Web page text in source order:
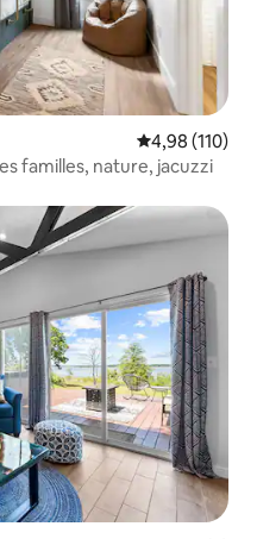
Évaluation
4,98 (110)
familles, nature, jacuzzi